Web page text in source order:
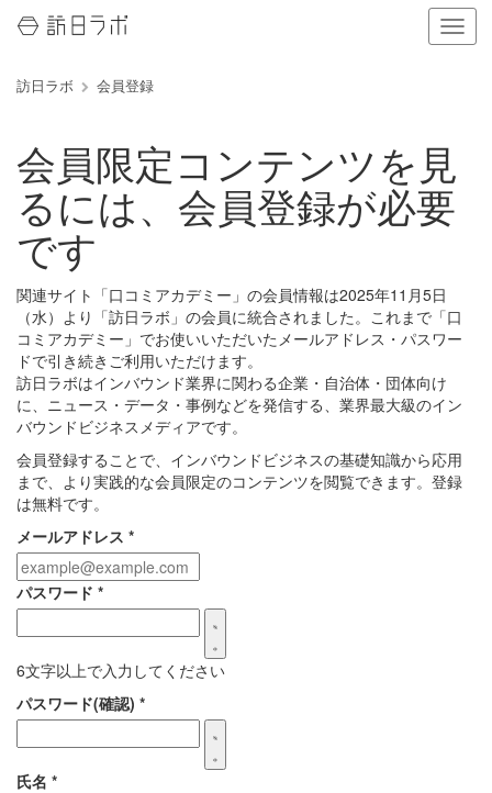
ナ
ビ
の
表
替
え
訪日ラボ 会員登録
会員限定コンテンツを見
るには、会員登録が必要
です
関連サイト「口コミアカデミー」の会員情報は2025年11月5日
（水）より「訪日ラボ」の会員に統合されました。これまで「口
コミアカデミー」でお使いいただいたメールアドレス・パスワー
ドで引き続きご利用いただけます。
訪日ラボはインバウンド業界に関わる企業・自治体・団体向け
に、ニュース・データ・事例などを発信する、業界最大級のイン
バウンドビジネスメディアです。
会員登録することで、インバウンドビジネスの基礎知識から応用
まで、より実践的な会員限定のコンテンツを閲覧できます。登録
は無料です。
メールアドレス *
パスワード *
6文字以上で入力してください
パスワード(確認) *
氏名 *